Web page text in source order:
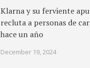
Klarna y su ferviente
recluta a personas de
hace un año
December 19, 2024